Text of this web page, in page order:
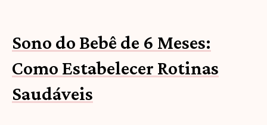
Sono do Bebê de 6 Meses:
Como Estabelecer Rotinas
Saudáveis